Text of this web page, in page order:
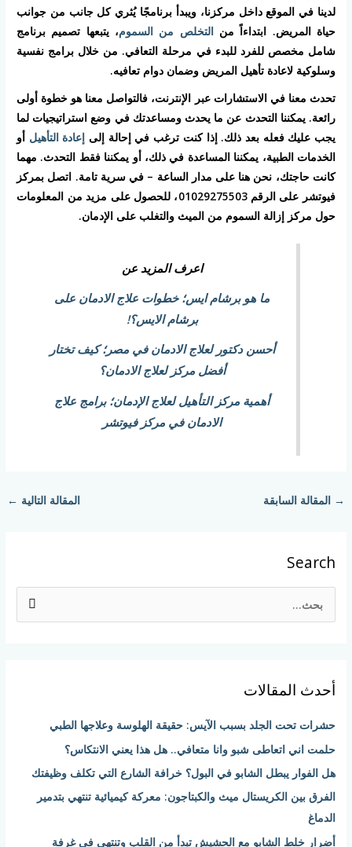
لدينا في الموقع داخل مركزنا، ويبدأ برنامجًا يُثري كل جانب من جوانب
حياة المريض. ابتداءاً منالتخلص من السموم، يتبعها تصميم برنامج
شامل مخصص للفرد للبدء في مرحلة التعافي. من خلال برامج نفسية
وسلوكية لاعادة تأهيل المريض وضمان دوام تعافيه.
تحدث معنا في الاستشارات عبر الإنترنت، فالتواصل معنا هو خطوة أولى
رائعة. يمكننا التحدث عن ما يحدث ومساعدتك في وضع استراتيجيات لما
يجب عليك فعله بعد ذلك. إذا كنت ترغب في إحالة إلى إعادة التأهيل أو
الخدمات الطبية، يمكننا المساعدة في ذلك، أو يمكننا فقط التحدث. مهما
كانت حاجتك، نحن هنا على مدار الساعة – في سرية تامة. اتصل بمركز
فيوتشر على الرقم 01029275503، للحصول على مزيد من المعلومات
حول مركز إزالة السموم من الميث والتغلب على الإدمان.
اعرف المزيد عن
ما هو برشام ايس؛ خطوات علاج الادمان على
برشام الايس؟!
أحسن دكتور لعلاج الادمان في مصر؛ كيف تختار
أفضل مركز لعلاج الادمان؟
أهمية مركز التأهيل لعلاج الإدمان؛ برامج علاج
الادمان في مركز فيوتشر
→ المقالة السابقة المقالة التالية ←
Search
ث
ن
:
أحدث المقالات
حشرات تحت الجلد بسبب الآيس: حقيقة الهلوسة وعلاجها الطبي
حلمت اني اتعاطى شبو وانا متعافي.. هل هذا يعني الانتكاس؟
هل الفوار يبطل الشابو في البول؟ خرافة الشارع التي تكلف وظيفتك
الفرق بين الكريستال ميث والكبتاجون: معركة كيميائية تنتهي بتدمير
الدماغ
أضرار خلط الشابو مع الحشيش تبدأ من القلب وتنتهي في غرفة